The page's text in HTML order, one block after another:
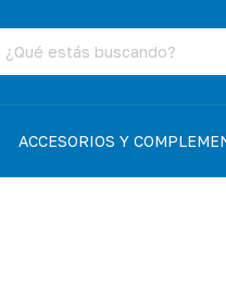
ACCESORIOS Y